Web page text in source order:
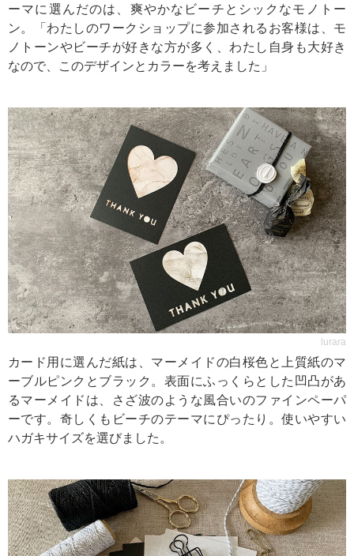
ーマに選んだのは、爽やかなビーチとシックなモノトー
ン。「わたしのワークショップに参加されるお客様は、モ
ノトーンやビーチが好きな方が多く、わたし自身も大好き
なので、このデザインとカラーを考えました」
lurara
カード用に選んだ紙は、マーメイドの白桜色と上質紙のマ
ーブルピンクとブラック。表面にふっくらとした凹凸があ
るマーメイドは、さざ波のような風合いのファインペーパ
ーです。奇しくもビーチのテーマにぴったり。使いやすい
ハガキサイズを選びました。